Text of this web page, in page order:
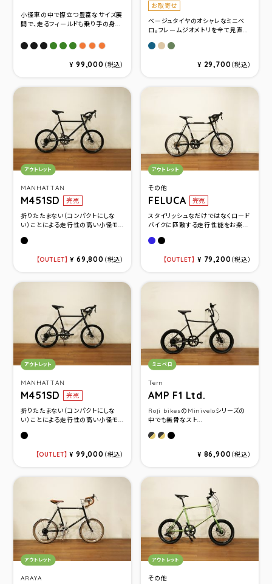
小径車の中で際立つ豊富なサイズ展
開で、走るフィールドも乗り手の身...
Gem Black(サイズ440mm)
Gem Black(サイズ500mm )
Gem Black(サイズ550mm )
Seaweed(サイズ440mm)
Seaweed(サイズ 500mm)
Seaweed(サイズ550mm)
Retro Orange(サイズ440mm)
Retro Orange(サイズ500mm)
Retro Orange(サイズ550mm)
¥ 99,000 （税込）
お取寄せ
ベージュタイヤのオシャレなミニベ
ロ。フレームジオメトリを全て見直...
マットブルー
マットモカベージュ2
マットグリーン
¥ 29,700（税込）
MANHATTAN
M451SD 完売
カテゴリ：
アウトレット
折りたたまない（コンパクトにしな
い）ことによる走行性の高い小径モ...
Flat Black(サイズ460)
OUTLET ¥ 69,800 （税込）
その他
FELUCA 完売
カテゴリ：
アウトレット
スタイリッシュなだけではなくロード
バイクに匹敵する走行性能をお楽...
GIOS BLUE(サイズ480)
BLACK(サイズ510)
OUTLET ¥ 79,200（税込）
MANHATTAN
M451SD 完売
カテゴリ：
アウトレット
折りたたまない（コンパクトにしな
い）ことによる走行性の高い小径モ...
Flat Black(サイズ510)
OUTLET ¥ 99,000 （税込）
Tern
AMP F1 Ltd.
カテゴリ：
ミニベロ
Roji bikesのMiniveloシリーズの
中でも無骨なスト...
Black Champagne(サイ
Black Champagne(サ
Matte Black(サイズ
¥ 86,900（税込）
ARAYA
カテゴリ：
アウトレット
その他
カテゴリ：
アウトレット